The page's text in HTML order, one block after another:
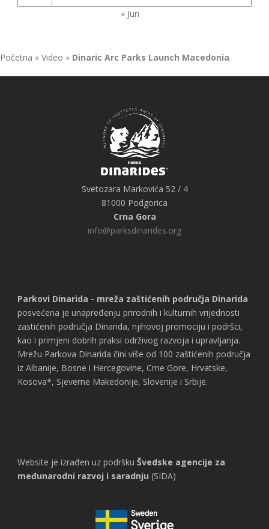
« Jun
Početna » Video » Dinaric Arc Parks Launch Macedonia
Svetozara Markovića 52 / 4
81000 Podgorica
Crna Gora
info@parksdinarides.org
Parkovi Dinarida - mreža zaštićenih područja Dinarida
posvećena je unapređenju prirodnih i kulturnih vrijednosti
zastićenih područja Dinarida, njihovoj promociju i podršci,
kao i primjeni dobrih praksi održivog razvoja i upravljanja.
Mrežu Parkova Dinarida čini više od 100 zaštićenih područja
iz Albanije, Bosne i Hercegovine, Crne Gore, Hrvatske,
Kosova*, Sjeverne Makedonije, Slovenije i Srbije.
Website je izrađen uz podršku Švedske agencije za
međunarodni razvoj i saradnju (SIDA)